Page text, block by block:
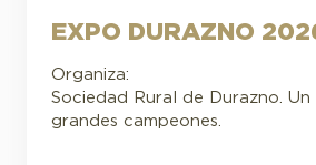
EXPO DURAZNO
Organiza:
Sociedad Rural de Durazno. Un
grandes campeones.